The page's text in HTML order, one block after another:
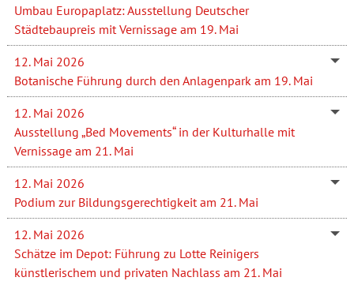
Umbau Europaplatz: Ausstellung Deutscher
Städtebaupreis mit Vernissage am 19. Mai
12. Mai 2026
Botanische Führung durch den Anlagenpark am 19. Mai
12. Mai 2026
Ausstellung „Bed Movements“ in der Kulturhalle mit
Vernissage am 21. Mai
12. Mai 2026
Podium zur Bildungsgerechtigkeit am 21. Mai
12. Mai 2026
Schätze im Depot: Führung zu Lotte Reinigers
künstlerischem und privaten Nachlass am 21. Mai